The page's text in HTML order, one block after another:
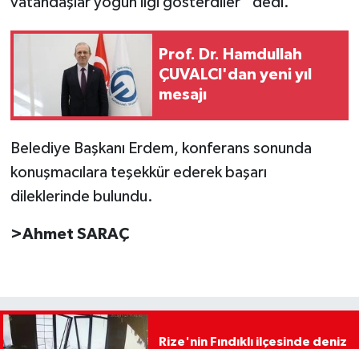
Prof. Dr. Hamdullah
ÇUVALCI'dan yeni yıl
mesajı
Belediye Başkanı Erdem, konferans sonunda
konuşmacılara teşekkür ederek başarı
dileklerinde bulundu.
>Ahmet SARAÇ
Rize'nin Fındıklı ilçesinde deniz